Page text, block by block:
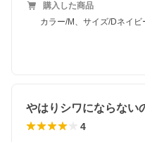
購入した商品
カラー/M、サイズ/Dネイビ
やはりシワにならない
4